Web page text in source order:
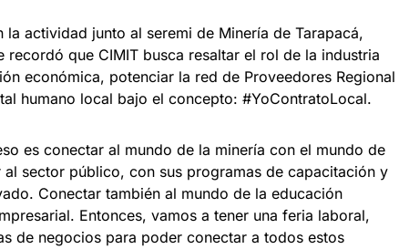
actividad junto al seremi de Minería de Tarapacá,
recordó que CIMIT busca resaltar el rol de la industria
económica, potenciar la red de Proveedores Regional
humano local bajo el concepto: #YoContratoLocal.
es conectar al mundo de la minería con el mundo de
sector público, con sus programas de capacitación y
Conectar también al mundo de la educación
Entonces, vamos a tener una feria laboral,
de negocios para poder conectar a todos estos